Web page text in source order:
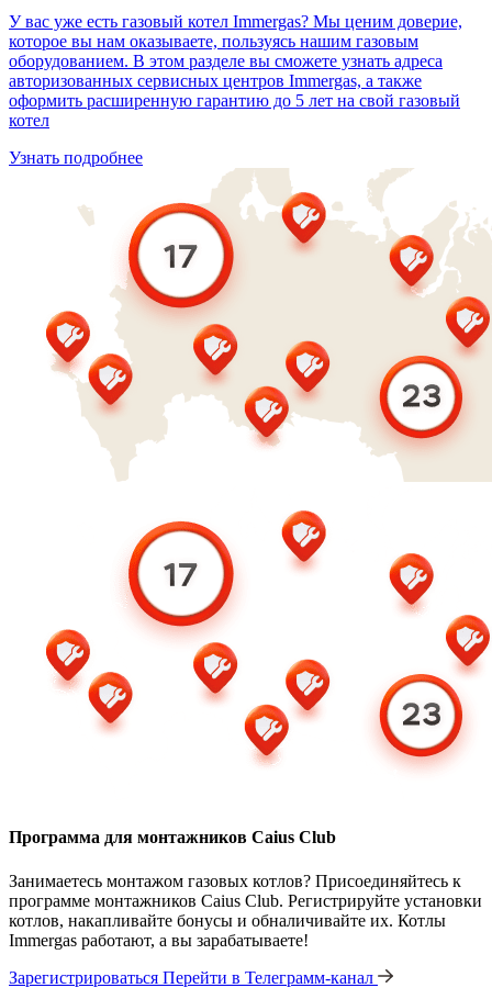
У вас уже есть газовый котел Immergas? Мы ценим доверие,
которое вы нам оказываете, пользуясь нашим газовым
оборудованием. В этом разделе вы сможете узнать адреса
авторизованных сервисных центров Immergas, а также
оформить расширенную гарантию до 5 лет на свой газовый
котел
Узнать подробнее
Программа для монтажников Caius Club
Занимаетесь монтажом газовых котлов? Присоединяйтесь к
программе монтажников Caius Club. Регистрируйте установки
котлов, накапливайте бонусы и обналичивайте их. Котлы
Immergas работают, а вы зарабатываете!
Зарегистрироваться Перейти в Телеграмм-канал